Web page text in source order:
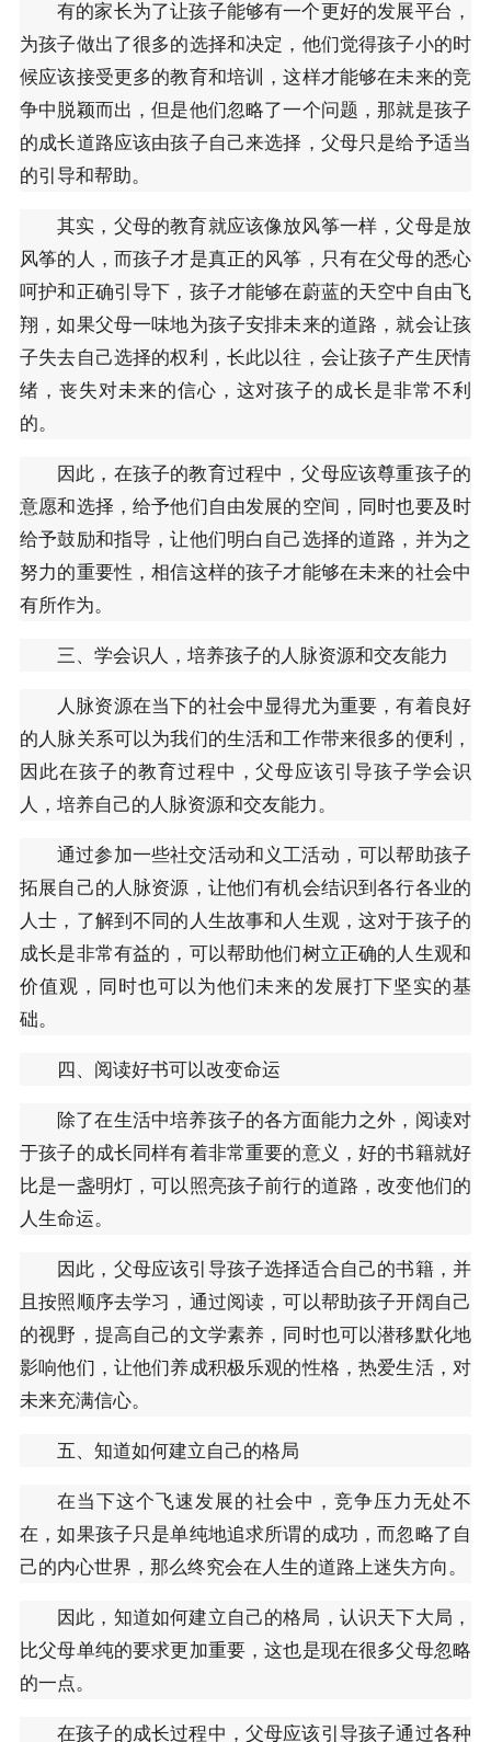
有的家长为了让孩子能够有一个更好的发展平台，
为孩子做出了很多的选择和决定，他们觉得孩子小的时
候应该接受更多的教育和培训，这样才能够在未来的竞
争中脱颖而出，但是他们忽略了一个问题，那就是孩子
的成长道路应该由孩子自己来选择，父母只是给予适当
的引导和帮助。
其实，父母的教育就应该像放风筝一样，父母是放
风筝的人，而孩子才是真正的风筝，只有在父母的悉心
呵护和正确引导下，孩子才能够在蔚蓝的天空中自由飞
翔，如果父母一味地为孩子安排未来的道路，就会让孩
子失去自己选择的权利，长此以往，会让孩子产生厌情
绪，丧失对未来的信心，这对孩子的成长是非常不利
的。
因此，在孩子的教育过程中，父母应该尊重孩子的
意愿和选择，给予他们自由发展的空间，同时也要及时
给予鼓励和指导，让他们明白自己选择的道路，并为之
努力的重要性，相信这样的孩子才能够在未来的社会中
有所作为。
三、学会识人，培养孩子的人脉资源和交友能力
人脉资源在当下的社会中显得尤为重要，有着良好
的人脉关系可以为我们的生活和工作带来很多的便利，
因此在孩子的教育过程中，父母应该引导孩子学会识
人，培养自己的人脉资源和交友能力。
通过参加一些社交活动和义工活动，可以帮助孩子
拓展自己的人脉资源，让他们有机会结识到各行各业的
人士，了解到不同的人生故事和人生观，这对于孩子的
成长是非常有益的，可以帮助他们树立正确的人生观和
价值观，同时也可以为他们未来的发展打下坚实的基
础。
四、阅读好书可以改变命运
除了在生活中培养孩子的各方面能力之外，阅读对
于孩子的成长同样有着非常重要的意义，好的书籍就好
比是一盏明灯，可以照亮孩子前行的道路，改变他们的
人生命运。
因此，父母应该引导孩子选择适合自己的书籍，并
且按照顺序去学习，通过阅读，可以帮助孩子开阔自己
的视野，提高自己的文学素养，同时也可以潜移默化地
影响他们，让他们养成积极乐观的性格，热爱生活，对
未来充满信心。
五、知道如何建立自己的格局
在当下这个飞速发展的社会中，竞争压力无处不
在，如果孩子只是单纯地追求所谓的成功，而忽略了自
己的内心世界，那么终究会在人生的道路上迷失方向。
因此，知道如何建立自己的格局，认识天下大局，
比父母单纯的要求更加重要，这也是现在很多父母忽略
的一点。
在孩子的成长过程中，父母应该引导孩子通过各种